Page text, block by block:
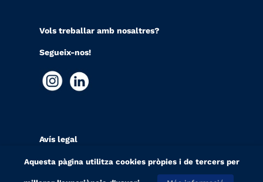
Vols treballar amb nosaltres?
Segueix-nos!
Avís legal
Política de cookies
Aquesta pàgina utilitza cookies pròpies i de tercers per